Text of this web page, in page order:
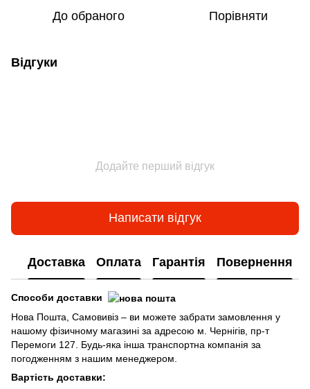
До обраного Порівняти
Відгуки
Додайте перший відгук
Написати відгук
Доставка Оплата Гарантія Повернення
Способи доставки
Нова Пошта, Самовивіз – ви можете забрати замовлення у
нашому фізичному магазині за адресою м. Чернігів, пр-т
Перемоги 127. Будь-яка інша транспортна компанія за
погодженням з нашим менеджером.
Вартість доставки: